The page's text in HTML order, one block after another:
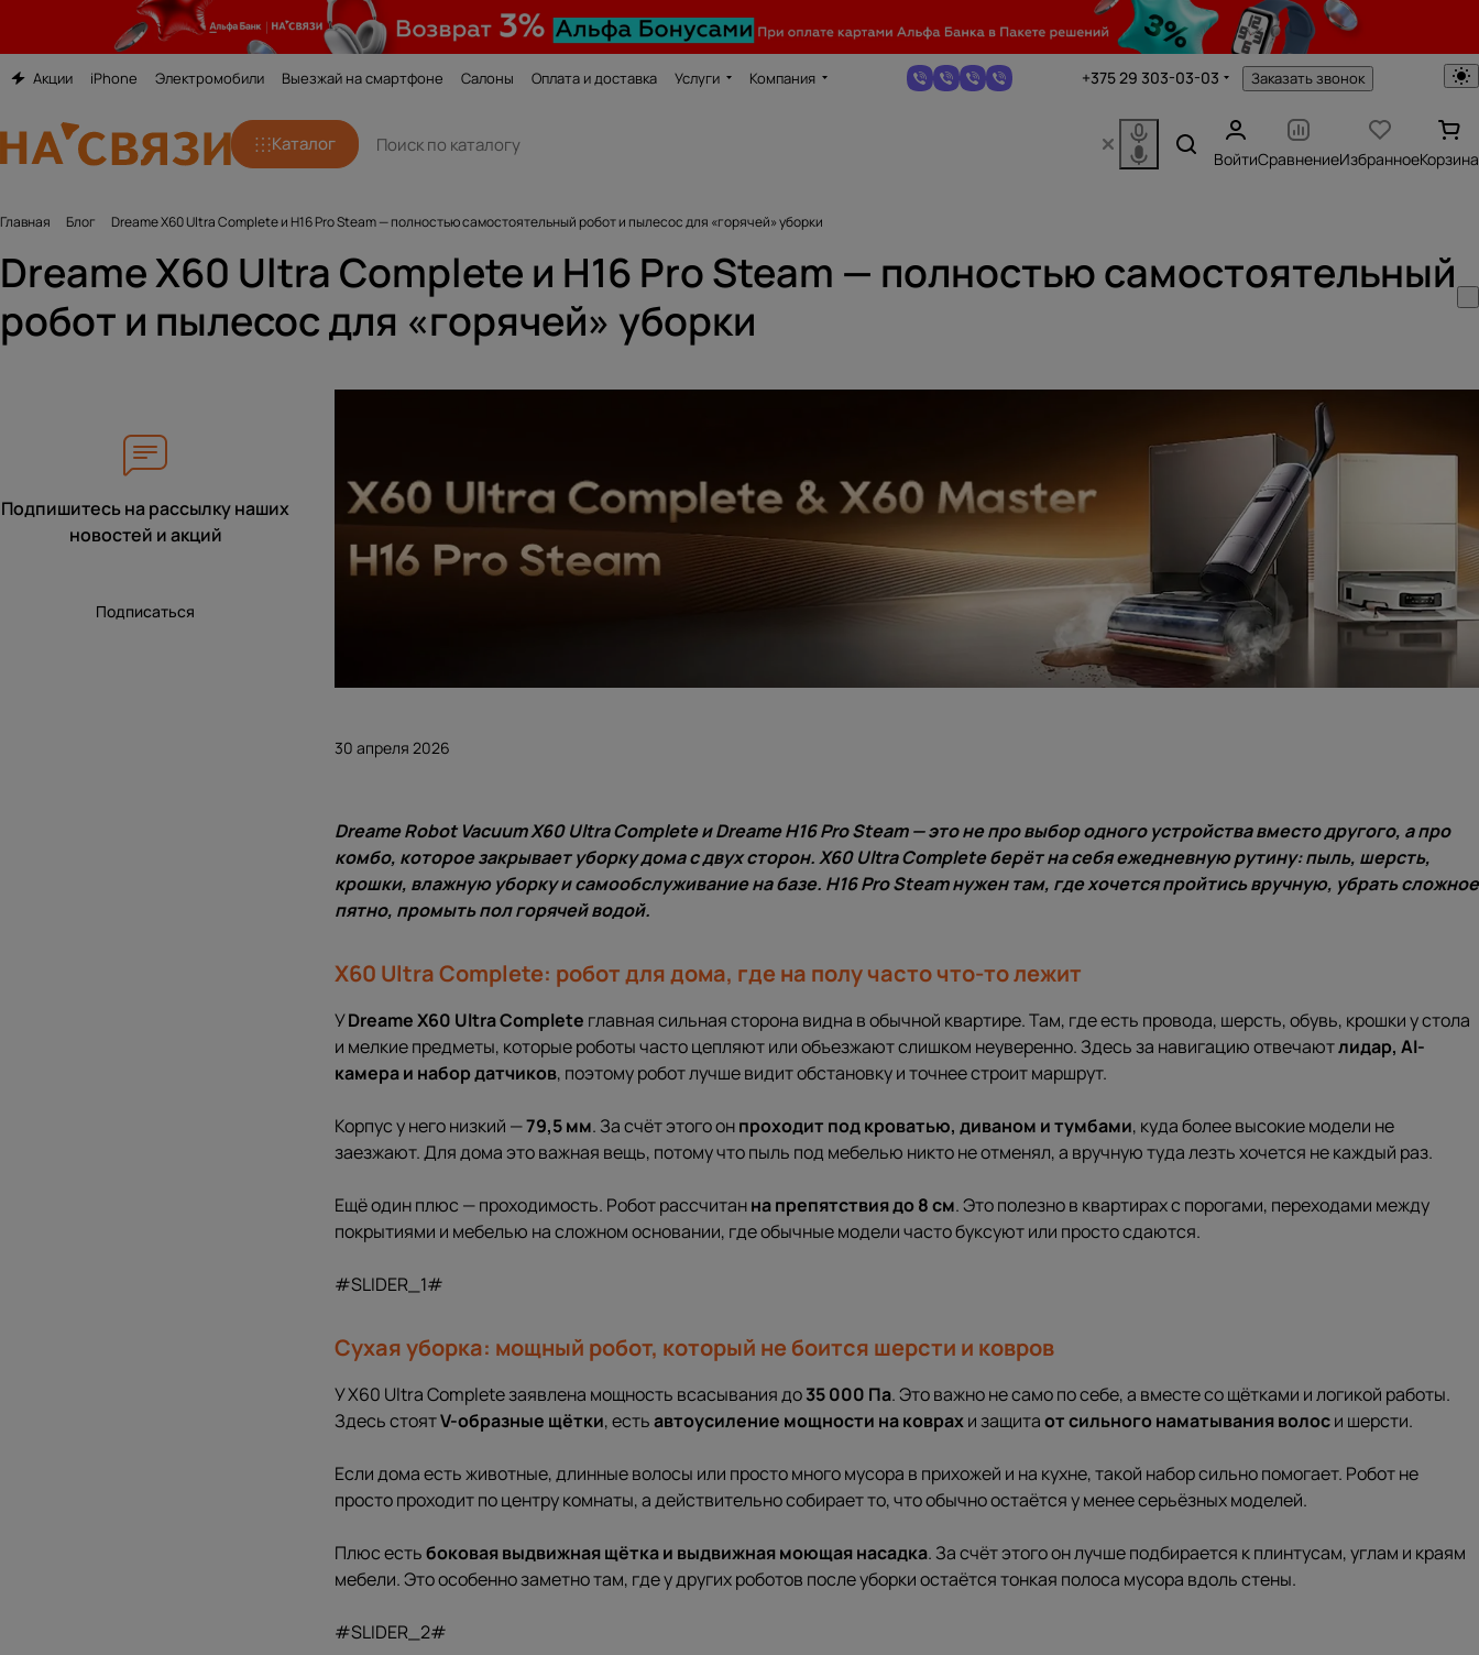
Акции iPhone Электромобили Выезжай на смартфоне Салоны Оплата и доставка Услуги Компания +375 29 303-03-03 Заказать звонок
Каталог
ВойтиСравнениеИзбранноеКорзина
Главная Блог Dreame X60 Ultra Complete и H16 Pro Steam — полностью самостоятельный робот и пылесос для «горячей» уборки
Dreame X60 Ultra Complete и H16 Pro Steam — полностью самостоятельный
робот и пылесос для «горячей» уборки
30 апреля 2026
Dreame Robot Vacuum X60 Ultra Complete и Dreame H16 Pro Steam— это не про выбор одного устройства вместо другого, а про
комбо, которое закрывает уборку дома с двух сторон.X60 Ultra Complete берёт на себя ежедневную рутину: пыль, шерсть,
крошки, влажную уборку и самообслуживание на базе. H16 Pro Steam нужен там, где хочется пройтись вручную, убрать сложное
пятно, промыть пол горячей водой.
X60 Ultra Complete: робот для дома, где на полу часто что-то лежит
УDreame X60 Ultra Complete главная сильная сторона видна в обычной квартире. Там, где есть провода, шерсть, обувь, крошки у стола
и мелкие предметы, которые роботы часто цепляют или объезжают слишком неуверенно. Здесь за навигацию отвечаютлидар, AI-
камера и набор датчиков, поэтому робот лучше видит обстановку и точнее строит маршрут.
Корпус у него низкий —79,5 мм. За счёт этого онпроходит под кроватью, диваном и тумбами, куда более высокие модели не
заезжают. Для дома это важная вещь, потому что пыль под мебелью никто не отменял, а вручную туда лезть хочется не каждый раз.
Ещё один плюс — проходимость. Робот рассчитанна препятствия до8 см. Это полезно в квартирах с порогами, переходами между
покрытиями и мебелью на сложном основании, где обычные модели часто буксуют или просто сдаются.
#SLIDER_1#
Сухая уборка: мощный робот, который не боится шерсти и ковров
У X60 Ultra Complete заявлена мощность всасывания до35 000 Па. Это важно не само по себе, а вместе со щётками и логикой работы.
Здесь стоятV-образные щётки, естьавтоусиление мощности на коврахи защитаот сильного наматывания волоси шерсти.
Если дома есть животные, длинные волосы или просто много мусора в прихожей и на кухне, такой набор сильно помогает. Робот не
просто проходит по центру комнаты, а действительно собирает то, что обычно остаётся у менее серьёзных моделей.
Плюс естьбоковая выдвижная щётка и выдвижная моющая насадка. За счёт этого он лучше подбирается к плинтусам, углам и краям
мебели. Это особенно заметно там, где у других роботов после уборки остаётся тонкая полоса мусора вдоль стены.
#SLIDER_2#
Подпишитесь на рассылку наших
новостей и акций
Подписаться